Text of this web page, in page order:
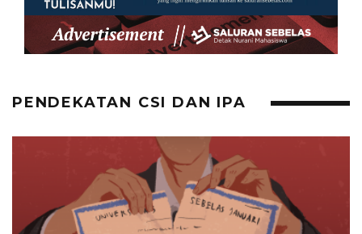
PENDEKATAN CSI DAN IPA